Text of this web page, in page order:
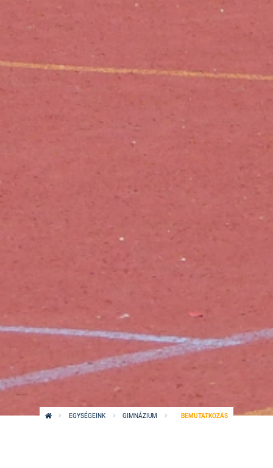
EGYSÉGEINK GIMNÁZIUM BEMUTATKOZÁS